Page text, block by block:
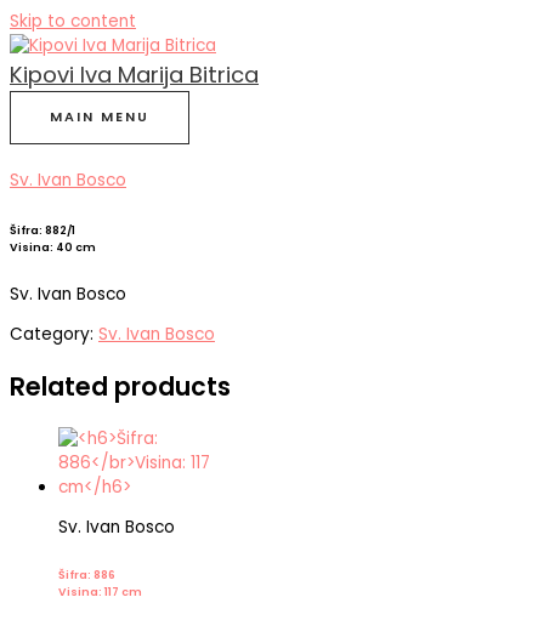
Skip to content
Kipovi Iva Marija Bitrica
MAIN MENU
Sv. Ivan Bosco
Šifra: 882/1
Visina: 40 cm
Sv. Ivan Bosco
Category: Sv. Ivan Bosco
Related products
Sv. Ivan Bosco
Šifra: 886
Visina: 117 cm